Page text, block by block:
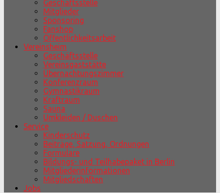
Geschäftsstelle
Mitglieder
Sponsoring
Fanshop
Öffentlichkeitsarbeit
Vereinsheim
Geschäftsstelle
Vereinsgaststätte
Übernachtungszimmer
Konferenzraum
Gymnastikraum
Kraftraum
Sauna
Umkleiden / Duschen
Service
Kinderschutz
Beiträge, Satzung, Ordnungen
Formulare
Bildungs- und Teilhabepaket in Berlin
Mitgliederinformationen
Mitgliedschaften
Jobs